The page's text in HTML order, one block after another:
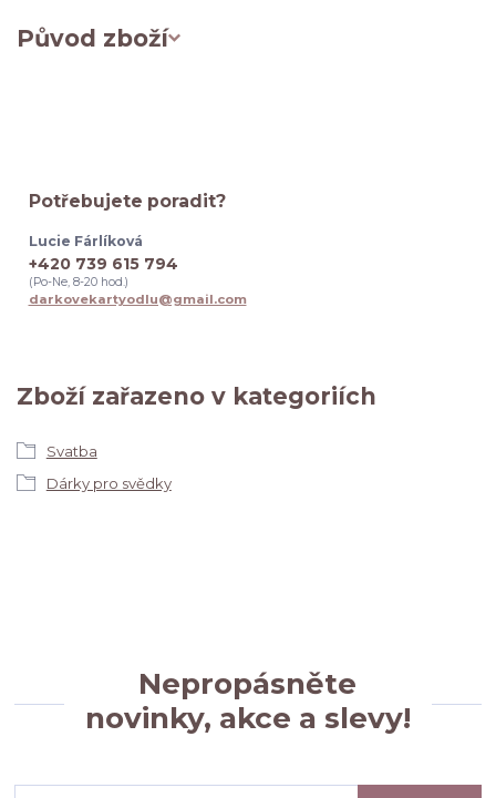
Původ zboží
Zboží zařazeno v kategoriích
Svatba
Dárky pro svědky
Potřebujete poradit?
Lucie Fárlíková
+420 739 615 794
(Po-Ne, 8-20 hod.)
darkovekartyodlu@gmail.com
Nepropásněte
novinky, akce a slevy!